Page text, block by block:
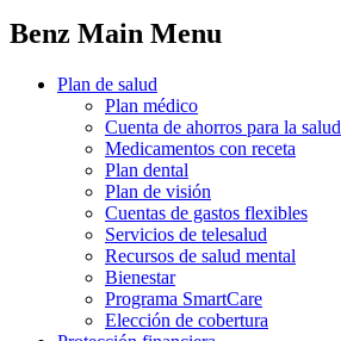
Benz Main Menu
Plan de salud
Plan médico
Cuenta de ahorros para la salud
Medicamentos con receta
Plan dental
Plan de visión
Cuentas de gastos flexibles
Servicios de telesalud
Recursos de salud mental
Bienestar
Programa SmartCare
Elección de cobertura